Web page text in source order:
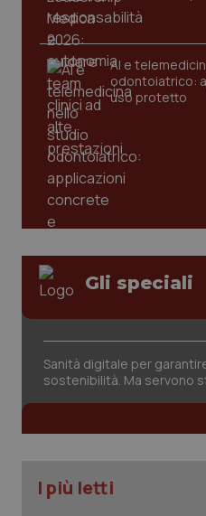
AI e
odontoiatrico:
uso protetto
Gli speciali
Sanità digitale per
sostenibilità. Ma servono
I più letti